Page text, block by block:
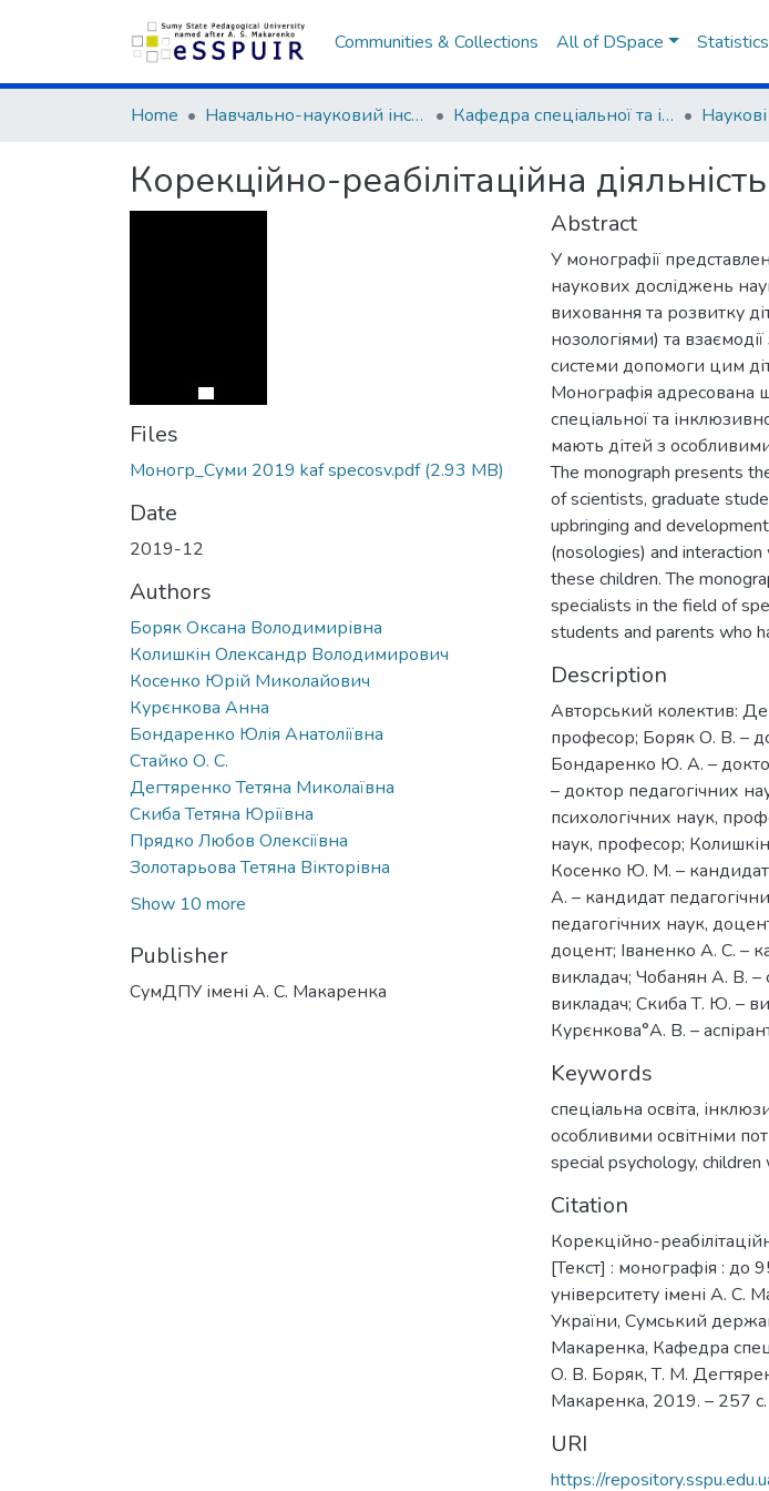
Communities & Collections All of DSpace Statistics
Home Навчально-науковий інститут педагогіки і психології Кафедра спеціальної та інклюзивної освіти
Корекційно-реабілітаційна
Files
Моногр_Суми 2019 kaf specosv.pdf(2.93 MB)
Date
2019-12
Authors
Боряк Оксана Володимирівна
Колишкін Олександр Володимирович
Косенко Юрій Миколайович
Курєнкова Анна
Бондаренко Юлія Анатоліївна
Стайко О. С.
Дегтяренко Тетяна Миколаївна
Скиба Тетяна Юріївна
Прядко Любов Олексіївна
Золотарьова Тетяна Вікторівна
Show 10 more
Publisher
СумДПУ імені А. С. Макаренка
Abstract
У монографії
наукових досліджень
виховання та розвитку
нозологіями) та
системи допомоги цим
Монографія адресована
спеціальної та
мають дітей з
The monograph presents
of scientists, graduate
upbringing and
(nosologies) and
these children. The
specialists in the field of
students and parents who
Description
Авторський колектив:
професор; Боряк О. В. –
Бондаренко Ю. А. –
– доктор педагогічних
психологічних наук,
наук, професор;
Косенко Ю. М. – кандидат
А. – кандидат
педагогічних наук,
доцент; Іваненко А. С. –
викладач; Чобанян А. В. –
викладач; Скиба Т. Ю. –
Курєнкова°А. В. –
Keywords
спеціальна освіта,
особливими освітніми
special psychology, children
Citation
Корекційно-
[Текст] : монографія : до
університету імені А. С.
України, Сумський
Макаренка, Кафедра
О. В. Боряк, Т. М.
Макаренка, 2019. – 257 с.
URI
https://